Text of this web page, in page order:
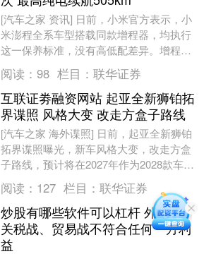
[汽车之家 资讯] 日前，小米官方表示，小
米澎程全系车型搭载同款增程器，均执行
这一保养标准，没有高低配差异。增程器
首次保养后，每3年或3万公里保养1次。
小米增程....
阅读： 98 栏目： 联华证券
互联证劵融资网站 起亚全新狮铂拓
界谍照 风格大变 改走方盒子路线
[汽车之家 海外谍照] 日前，起亚全新狮铂
拓界谍照曝光，新车风格大变，改走方盒
子路线，预计将在2027年作为2028款车型
发布。 友情提示：如果您有新车谍照/
新....
阅读： 127 栏目： 联华证券
炒股有哪些软件可以杠杆 外交部：
关税战、贸易战不符合任何一方利
益